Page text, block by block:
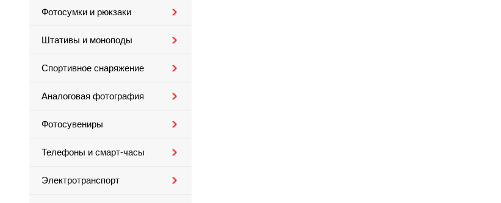
Фотосумки и рюкзаки
Штативы и моноподы
Спортивное снаряжение
Аналоговая фотография
Фотосувениры
Телефоны и смарт-часы
Электротранспорт